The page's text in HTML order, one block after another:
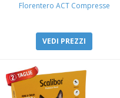
Florentero ACT Compresse
VEDI PREZZI